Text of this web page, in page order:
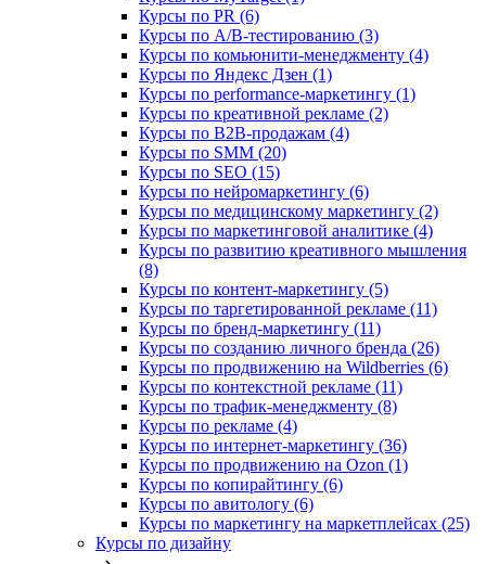
Курсы по PR (6)
Курсы по A/B-тестированию (3)
Курсы по комьюнити-менеджменту (4)
Курсы по Яндекс Дзен (1)
Курсы по performance-маркетингу (1)
Курсы по креативной рекламе (2)
Курсы по B2B-продажам (4)
Курсы по SMM (20)
Курсы по SEO (15)
Курсы по нейромаркетингу (6)
Курсы по медицинскому маркетингу (2)
Курсы по маркетинговой аналитике (4)
Курсы по развитию креативного мышления
(8)
Курсы по контент-маркетингу (5)
Курсы по таргетированной рекламе (11)
Курсы по бренд-маркетингу (11)
Курсы по созданию личного бренда (26)
Курсы по продвижению на Wildberries (6)
Курсы по контекстной рекламе (11)
Курсы по трафик-менеджменту (8)
Курсы по рекламе (4)
Курсы по интернет-маркетингу (36)
Курсы по продвижению на Ozon (1)
Курсы по копирайтингу (6)
Курсы по авитологу (6)
Курсы по маркетингу на маркетплейсах (25)
Курсы по дизайну